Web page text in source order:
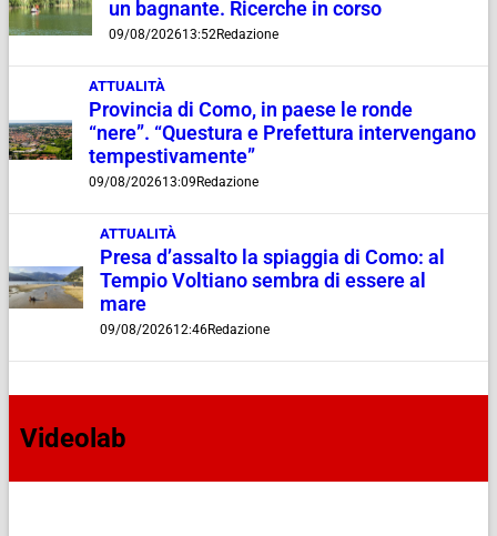
un bagnante. Ricerche in corso
09/08/202613:52Redazione
ATTUALITÀ
Provincia di Como, in paese le ronde
“nere”. “Questura e Prefettura intervengano
tempestivamente”
09/08/202613:09 Redazione
ATTUALITÀ
Presa d’assalto la spiaggia di Como: al
Tempio Voltiano sembra di essere al
mare
09/08/202612:46Redazione
Videolab